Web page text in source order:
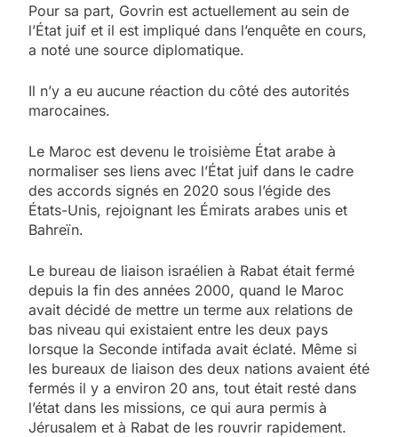
Pour sa part, Govrin est actuellement au sein de
l’État juif et il est impliqué dans l’enquête en cours,
a noté une source diplomatique.
Il n’y a eu aucune réaction du côté des autorités
marocaines.
Le Maroc est devenu le troisième État arabe à
normaliser ses liens avec l’État juif dans le cadre
des accords signés en 2020 sous l’égide des
États-Unis, rejoignant les Émirats arabes unis et
Bahreïn.
Le bureau de liaison israélien à Rabat était fermé
depuis la fin des années 2000, quand le Maroc
avait décidé de mettre un terme aux relations de
bas niveau qui existaient entre les deux pays
lorsque la Seconde intifada avait éclaté. Même si
les bureaux de liaison des deux nations avaient été
fermés il y a environ 20 ans, tout était resté dans
l’état dans les missions, ce qui aura permis à
Jérusalem et à Rabat de les rouvrir rapidement.